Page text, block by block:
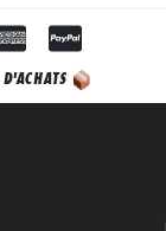
D'ACHATS